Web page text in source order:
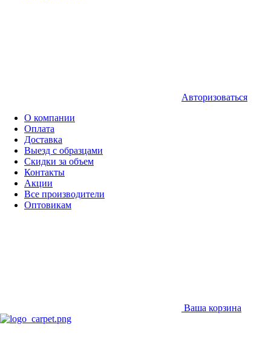
Авторизоваться
О компании
Оплата
Доставка
Выезд с образцами
Скидки за объем
Контакты
Акции
Все производители
Оптовикам
Ваша корзина